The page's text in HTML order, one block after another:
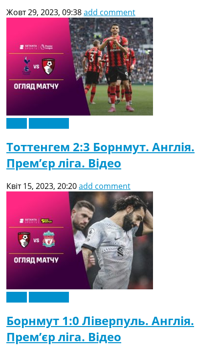
Жовт 29, 2023, 09:38add comment
Тоттенгем 2:3 Борнмут. Англія.
Прем’єр ліга. Відео
Квіт 15, 2023, 20:20add comment
Борнмут 1:0 Ліверпуль. Англія.
Прем’єр ліга. Відео